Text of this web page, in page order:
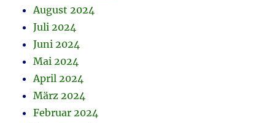
August 2024
Juli 2024
Juni 2024
Mai 2024
April 2024
März 2024
Februar 2024